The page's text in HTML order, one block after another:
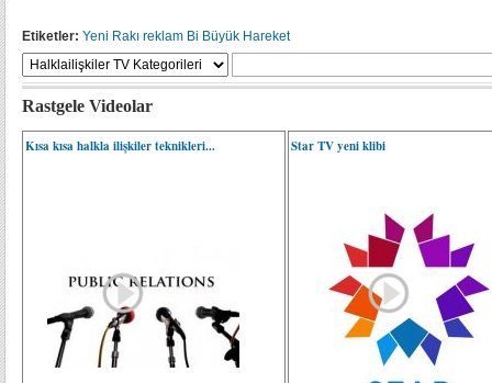
Etiketler: Yeni Rakı reklam Bi Büyük Hareket
Rastgele Videolar
Kısa kısa halkla ilişkiler teknikleri... Star TV yeni klibi